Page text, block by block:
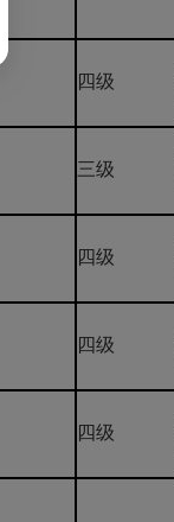
四级
三级
四级
四级
四级